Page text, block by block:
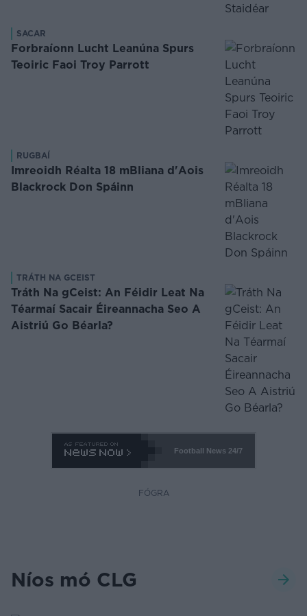
SACAR
Forbraíonn Lucht Leanúna Spurs
Teoiric Faoi Troy Parrott
RUGBAÍ
Imreoidh Réalta 18 mBliana d'Aois
Blackrock Don Spáinn
TRÁTH NA GCEIST
Tráth Na gCeist: An Féidir Leat Na
Téarmaí Sacair Éireannacha Seo A
Aistriú Go Béarla?
Football News24/7
FÓGRA
Níos mó CLG